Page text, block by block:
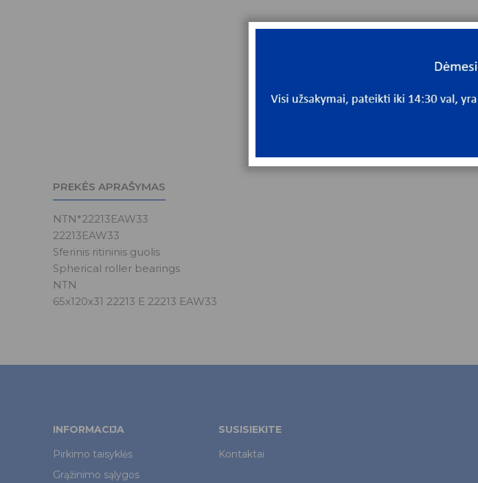
PREKĖS APRAŠYMAS
NTN*22213EAW33
22213EAW33
Sferinis ritininis guolis
Spherical roller bearings
NTN
65x120x31 22213 E 22213 EAW33
INFORMACIJA
Pirkimo taisyklės
Grąžinimo sąlygos
SUSISIEKITE
Kontaktai